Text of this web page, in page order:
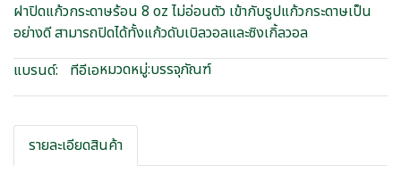
ฝาปิดแก้วกระดาษร้อน 8 oz ไม่อ่อนตัว เข้ากับรูปแก้วกระดาษเป็น
อย่างดี สามารถปิดได้ทั้งแก้วดับเบิลวอลและซิงเกิ้ลวอล
แบรนด์:
ทีอีเอหมวดหมู่:บรรจุภัณฑ์
รายละเอียดสินค้า